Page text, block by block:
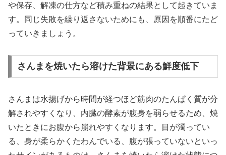
や保存、解凍の仕方など積み重ねの結果として起きていま
す。同じ失敗を繰り返さないためにも、原因を順番にたど
っていきましょう。
さんまを焼いたら溶けた背景にある鮮度低下
さんまは水揚げから時間が経つほど筋肉のたんぱく質が分
解されやすくなり、内臓の酵素が腹身を弱らせるため、焼
いたときにお腹から崩れやすくなります。目が濁ってい
る、身が柔らかくたわんでいる、腹が張っていないといっ